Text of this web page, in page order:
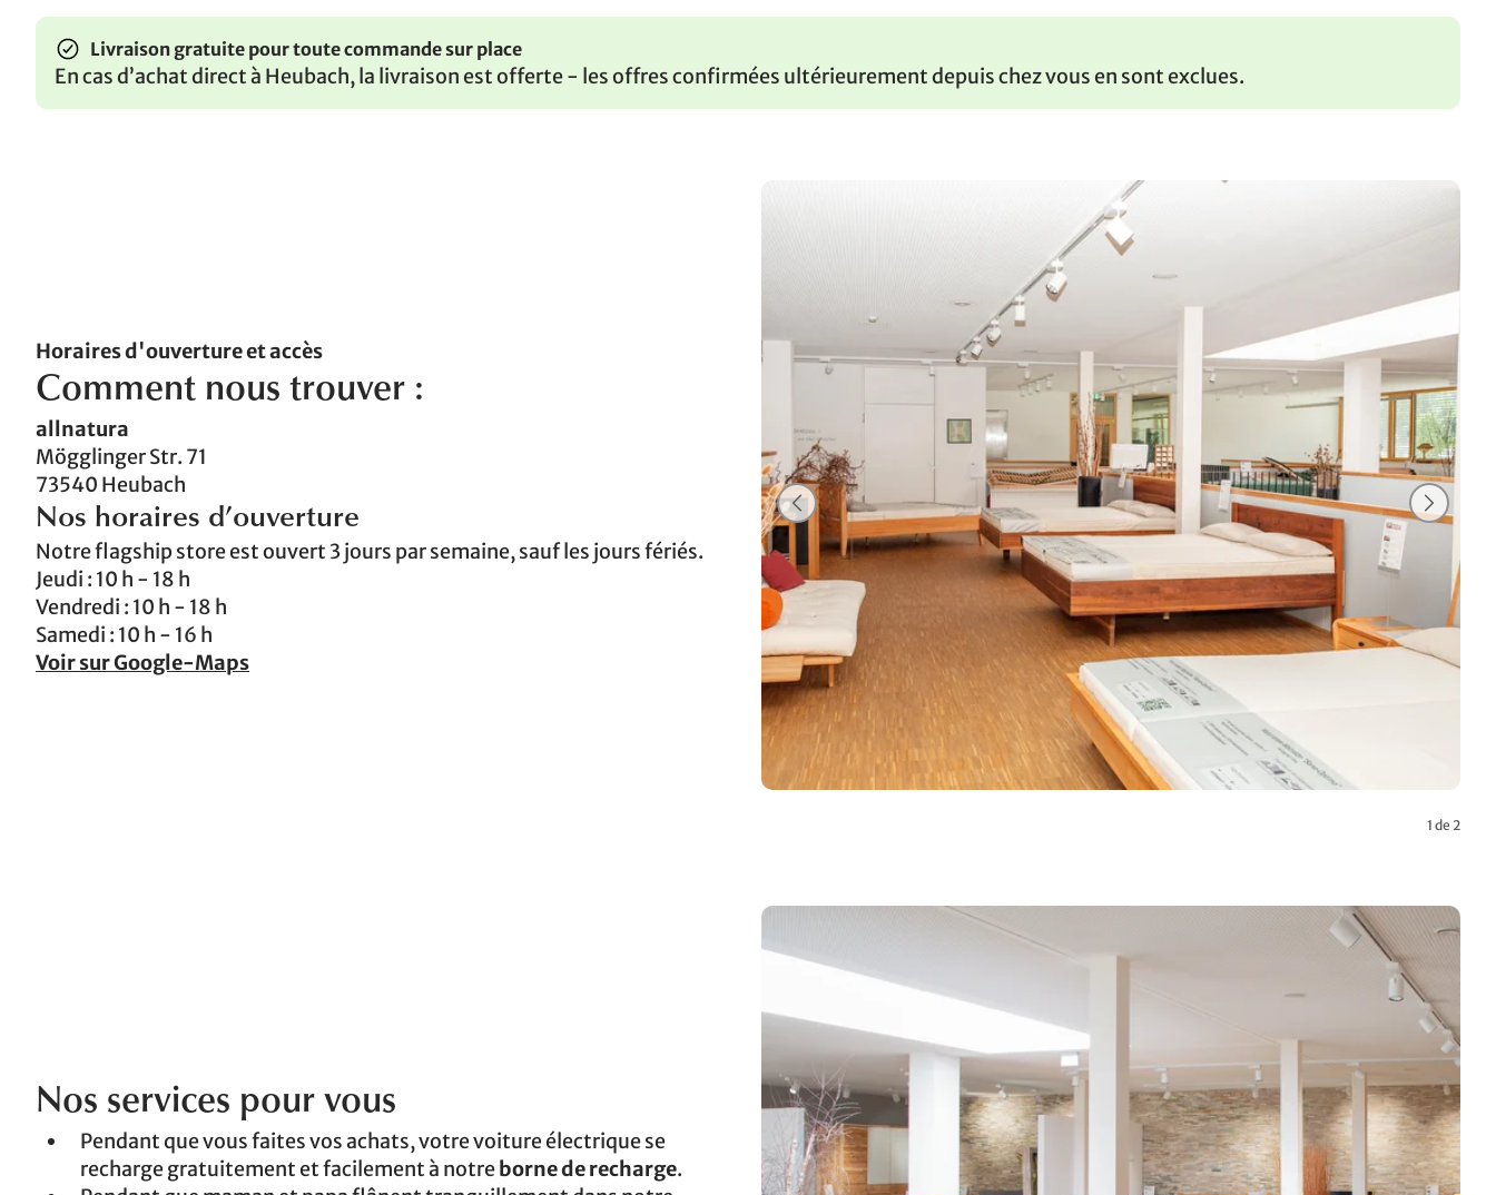
Livraison gratuite pour toute commande sur place
En cas d’achat direct à Heubach, la livraison est offerte - les offres confirmées ultérieurement depuis chez vous en sont exclues.
1 de 2
Horaires d'ouverture et accès
Comment nous trouver :
allnatura
Mögglinger Str. 71
73540 Heubach
Nos horaires d’ouverture
Notre flagship store est ouvert 3 jours par semaine, sauf les jours fériés.
Jeudi : 10 h - 18 h
Vendredi : 10 h - 18 h
Samedi : 10 h - 16 h
Voir sur Google-Maps
Nos services pour vous
Pendant que vous faites vos achats, votre voiture électrique se
recharge gratuitement et facilement à notreborne de recharge.